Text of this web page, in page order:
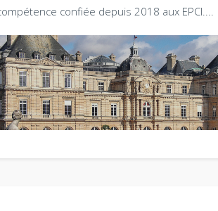
confiée depuis 2018 aux EPCI....